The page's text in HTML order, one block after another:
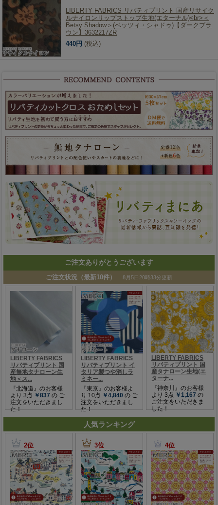
LIBERTY FABRICS リバティプリント 国産リサイク
ルナイロンリップストップ生地(エターナル)<br>＜
Betsy Shadow＞(ベッツィ・シャドゥ)【ダークブラ
ウン】3632217ZR
440円 (税込)
ご注文ありがとうございます
人気ランキング